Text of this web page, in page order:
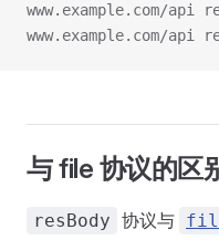
www.example.com/
www.example.com/
与 file 协议的区
resBody 协议与